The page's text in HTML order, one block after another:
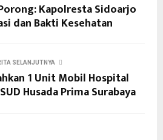
Kapolresta Sidoarjo
dan Bakti Kesehatan
SELANJUTNYA
1 Unit Mobil Hospital
Husada Prima Surabaya